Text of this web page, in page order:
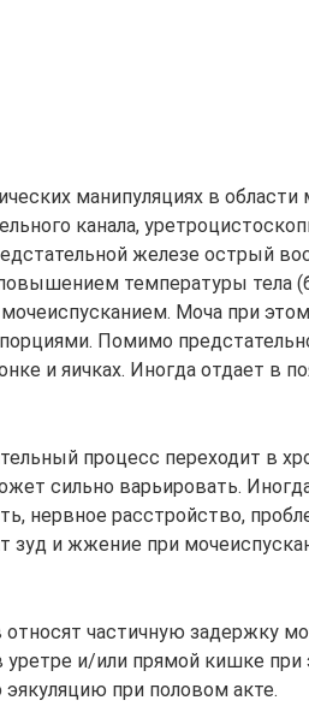
манипуляциях в области
канала,
железе острый
температуры тела
Моча при
Помимо
и яичках. Иногда отдает в
процесс переходит в
сильно варьировать.
нервное расстройство,
и жжение при
частичную задержку
и/или прямой кишке при
при половом акте.